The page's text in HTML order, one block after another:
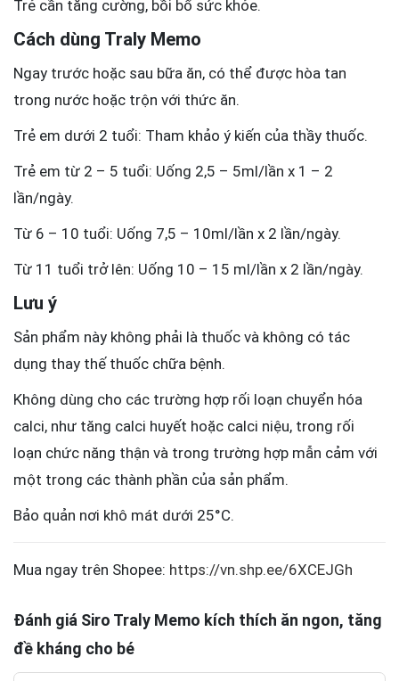
Trẻ cần tăng cường, bồi bổ sức khỏe.
Cách dùng Traly Memo
Ngay trước hoặc sau bữa ăn, có thể được hòa tan
trong nước hoặc trộn với thức ăn.
Trẻ em dưới 2 tuổi: Tham khảo ý kiến của thầy thuốc.
Trẻ em từ 2 – 5 tuổi: Uống 2,5 – 5ml/lần x 1 – 2
lần/ngày.
Từ 6 – 10 tuổi: Uống 7,5 – 10ml/lần x 2 lần/ngày.
Từ 11 tuổi trở lên: Uống 10 – 15 ml/lần x 2 lần/ngày.
Lưu ý
Sản phẩm này không phải là thuốc và không có tác
dụng thay thế thuốc chữa bệnh.
Không dùng cho các trường hợp rối loạn chuyển hóa
calci, như tăng calci huyết hoặc calci niệu, trong rối
loạn chức năng thận và trong trường hợp mẫn cảm với
một trong các thành phần của sản phẩm.
Bảo quản nơi khô mát dưới 25°C.
Mua ngay trên Shopee: https://vn.shp.ee/6XCEJGh
Đánh giá Siro Traly Memo kích thích ăn ngon, tăng
đề kháng cho bé